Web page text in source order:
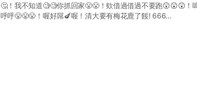
🤔！我不知道🧐🧐你抓回家😤😤！欸借過借過不要跑😲😲😲！
呼呼😤😤😤！喔好屌🍆喔！清大要有梅花鹿了餒! 666...